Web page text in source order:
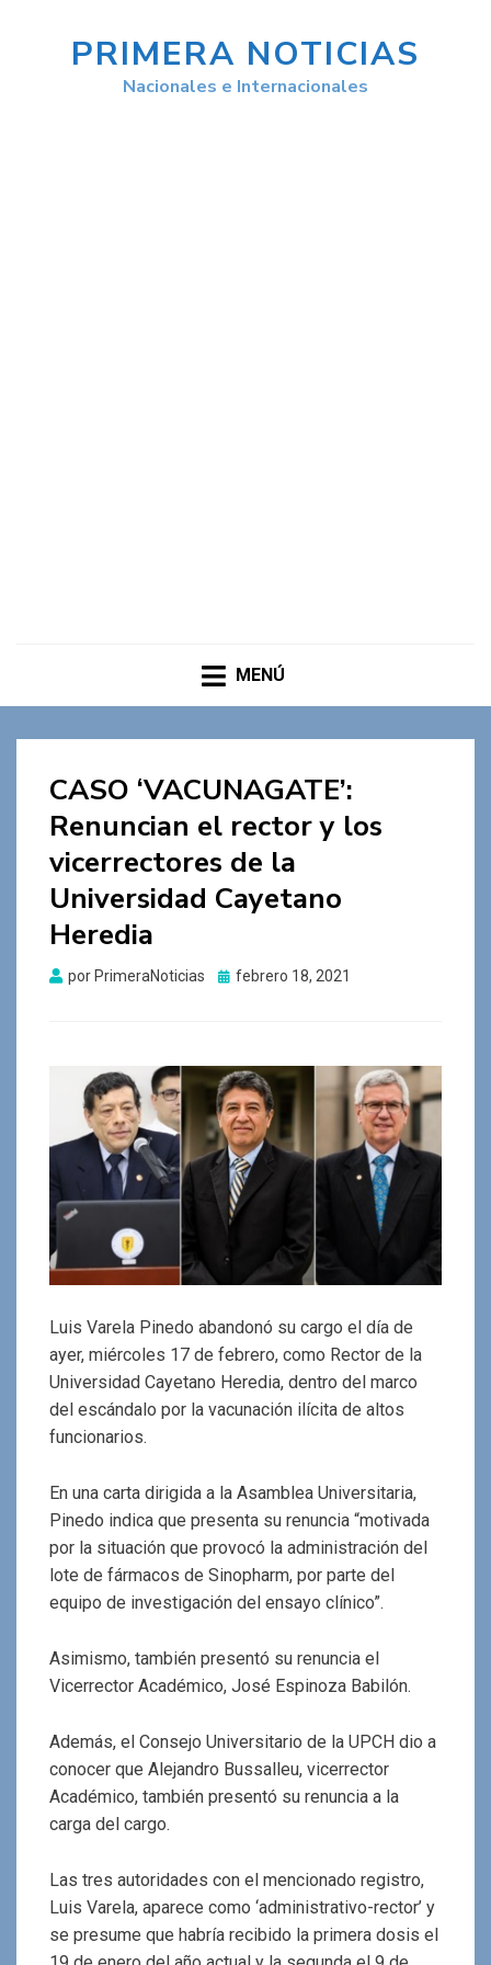
PRIMERA NOTICIAS
Nacionales e Internacionales
MENÚ
CASO ‘VACUNAGATE’:
Renuncian el rector y los
vicerrectores de la
Universidad Cayetano
Heredia
por PrimeraNoticias
Publicado
febrero 18, 2021
Luis Varela Pinedo abandonó su cargo el día de
ayer, miércoles 17 de febrero, como Rector de la
Universidad Cayetano Heredia, dentro del marco
del escándalo por la vacunación ilícita de altos
funcionarios.
En una carta dirigida a la Asamblea Universitaria,
Pinedo indica que presenta su renuncia “motivada
por la situación que provocó la administración del
lote de fármacos de Sinopharm, por parte del
equipo de investigación del ensayo clínico”.
Asimismo, también presentó su renuncia el
Vicerrector Académico, José Espinoza Babilón.
Además, el Consejo Universitario de la UPCH dio a
conocer que Alejandro Bussalleu, vicerrector
Académico, también presentó su renuncia a la
carga del cargo.
Las tres autoridades con el mencionado registro,
Luis Varela, aparece como ‘administrativo-rector’ y
se presume que habría recibido la primera dosis el